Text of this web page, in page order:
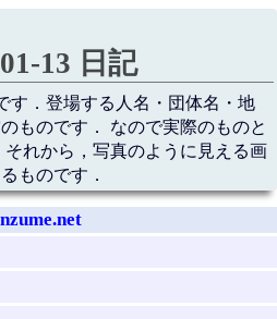
13 日記
す．登場する人名・団体名・地
ものです． なので実際のものと
れから，写真のように見える画
ものです．